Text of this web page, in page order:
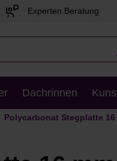
Experten Beratung
Dachrinnen
Polycarbonat Stegplatte